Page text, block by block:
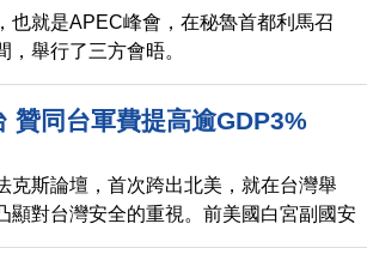
籲中方克制。是繼裴洛西訪台後，美方
台灣外交部表達誠摯感謝，批評中共以賴
軍
也就是APEC峰會，在秘魯首都利馬召
，舉行了三方會晤。
贊同台軍費提高逾GDP3%
克斯論壇，首次跨出北美，就在台灣舉
顯對台灣安全的重視。前美國白宮副國安
會上演說，認同中華民國總統賴清德提高